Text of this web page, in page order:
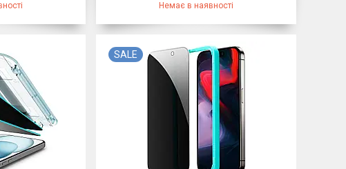
Немає в наявності
SALE